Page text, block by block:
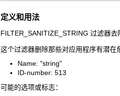
定义和用法
FILTER_SANITIZE_STRING 过滤器
这个过滤器删除那些对应用程序有潜
Name: "string"
ID-number: 513
可能的选项或标志：